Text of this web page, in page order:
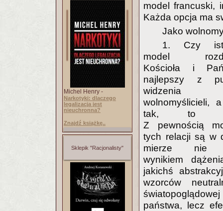
Michel Henry -
Narkotyki: dlaczego
legalizacja jest
nieuchronna?
Znajdź książkę..
Sklepik "Racjonalisty"
model francuski,
Każda opcja ma
Jako
1. Czy
model
Kościoła i
najlepszy z
widzenia
wolnomyślicieli,
tak, to
Z pewnością
tych relacji są w
mierze nie
wynikiem
jakichś
wzorców
światopoglądowej
państwa, lecz